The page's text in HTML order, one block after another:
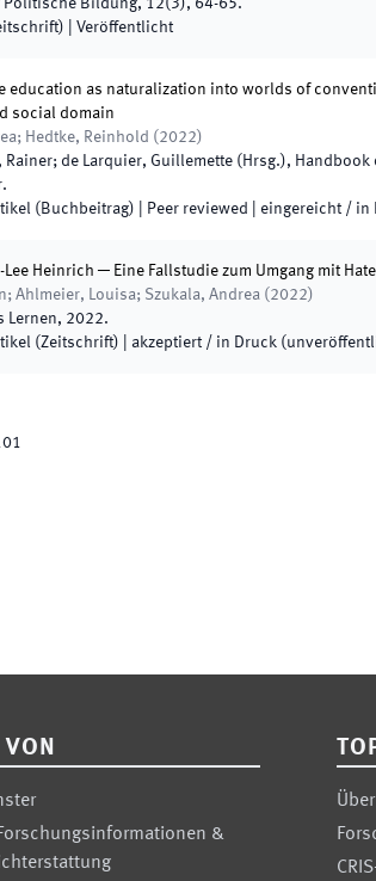
Politische Bildung, 12(3), 64-65.
Veröffentlicht
education as naturalization into worlds of
social domain
Hedtke, Reinhold ( 2022)
Rainer; de Larquier, Guillemette ( Hrsg.), Handbook
.
(Buchbeitrag) | Peer reviewed eingereicht / in
Lee Heinrich ─ Eine Fallstudie zum Umgang mit
Ahlmeier, Louisa; Szukala, Andrea ( 2022)
Lernen, 2022.
(Zeitschrift)
akzeptiert / in Druck
VON
&